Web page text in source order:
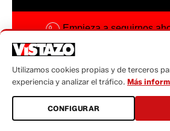
Empieza a seguirnos
Código ética
Sugerencias a:
sugerencias@vistazo.com
Utilizamos cookies propias y de terceros
experiencia y analizar el tráfico. Más
CONFIGURAR